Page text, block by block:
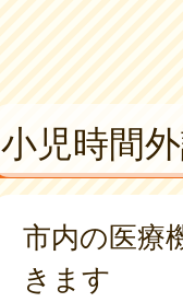
小児時間
市内の医療
きます